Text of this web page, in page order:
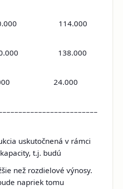
100.000 114.000
120.000 138.000
24.000
uskutočnená v rámci
t.j. budú
než rozdielové výnosy.
napriek tomu